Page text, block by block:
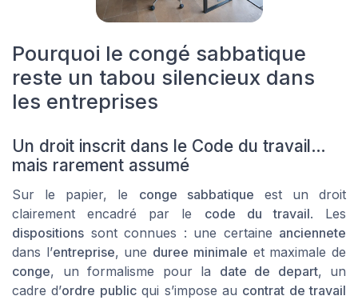
Pourquoi le congé sabbatique
reste un tabou silencieux dans
les entreprises
Un droit inscrit dans le Code du travail…
mais rarement assumé
Sur le papier, le conge sabbatique est un droit
clairement encadré par le code du travail. Les
dispositions sont connues : une certaine anciennete
dans l’entreprise, une duree minimale et maximale de
conge, un formalisme pour la date de depart, un
cadre d’ordre publicqui s’impose au contrat de travail